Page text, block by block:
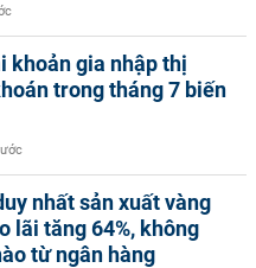
khoản gia nhập thị
trong tháng 7 biến
nhất sản xuất vàng
lãi tăng 64%, không
từ ngân hàng